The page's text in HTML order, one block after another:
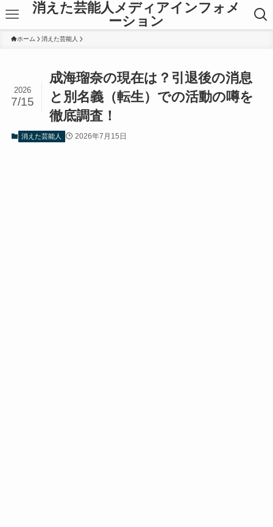
消えた芸能人メディアインフォメ
ーション
ホーム 消えた芸能人
成海瑠奈の現在は？引退後の消息
と別名義（転生）での活動の噂を
徹底調査！
2026
7/15
消えた芸能人 2026年7月15日